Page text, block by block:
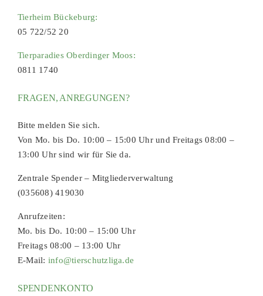
Tierheim Bückeburg:
05 722/52 20
Tierparadies Oberdinger Moos:
0811 1740
FRAGEN, ANREGUNGEN?
Bitte melden Sie sich.
Von Mo. bis Do. 10:00 – 15:00 Uhr und Freitags 08:00 –
13:00 Uhr sind wir für Sie da.
Zentrale Spender – Mitgliederverwaltung
(035608) 419030
Anrufzeiten:
Mo. bis Do. 10:00 – 15:00 Uhr
Freitags 08:00 – 13:00 Uhr
E-Mail: info@tierschutzliga.de
SPENDENKONTO